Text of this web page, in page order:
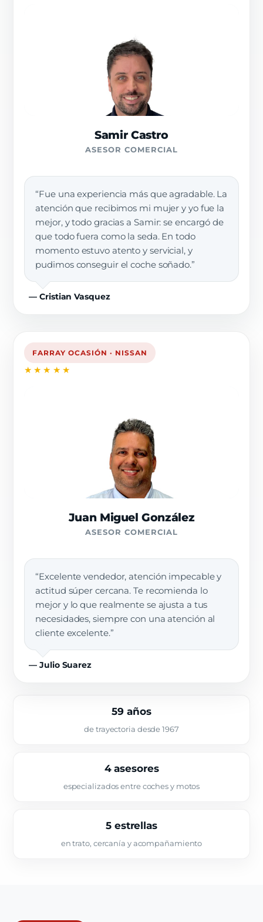
Samir Castro
ASESOR COMERCIAL
“Fue una experiencia más que agradable. La
atención que recibimos mi mujer y yo fue la
mejor, y todo gracias a Samir: se encargó de
que todo fuera como la seda. En todo
momento estuvo atento y servicial, y
pudimos conseguir el coche soñado.”
— Cristian Vasquez
FARRAY OCASIÓN · NISSAN
★★★★★
Juan Miguel González
ASESOR COMERCIAL
“Excelente vendedor, atención impecable y
actitud súper cercana. Te recomienda lo
mejor y lo que realmente se ajusta a tus
necesidades, siempre con una atención al
cliente excelente.”
— Julio Suarez
59 años
de trayectoria desde 1967
4 asesores
especializados entre coches y motos
5 estrellas
en trato, cercanía y acompañamiento